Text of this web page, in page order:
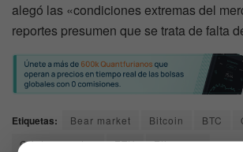
alegó las «condiciones extremas del
reportes presumen que se trata de falta
Etiquetas: Bear market Bitcoin BTC
Criptomonedas
ETH
Ethereum